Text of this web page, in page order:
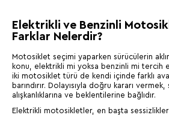
Elektrikli ve Benzinli
Farklar Nelerdir?
Motosiklet seçimi yaparken sürücülerin
konu, elektrikli mi yoksa benzinli mi tercih
iki motosiklet türü de kendi içinde farklı
barındırır. Dolayısıyla doğru kararı vermek,
alışkanlıklarına ve beklentilerine bağlıdır.
Elektrikli motosikletler, en başta